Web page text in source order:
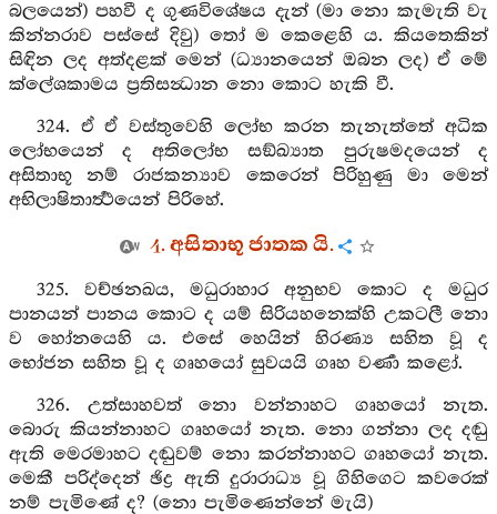
බලයෙන්) පහවී ද ගුණවිශේෂය දැන් (මා නො කැමැති වැ
කින්නරාව පස්සේ දිවු) තෝ ම කෙළෙහි ය. කියතෙකින්
සිඳින ලද අත්දළක් මෙන් (ධ්‍යානයෙන් ඔබන ලද) ඒ මේ
ක්ලේශකාමය ප්‍රතිසන්‍ධාන නො කොට හැකි වී.
324. ඒ ඒ වස්තුවෙහි ලෝභ කරන තැනැත්තේ අධික
ලෝභයෙන් ද අතිලෝභ සඞ්ඛ්‍යාත පුරුෂමදයෙන් ද
අසිතාභූ නම් රාජකන්‍යාව කෙරෙන් පිරිහුණු මා මෙන්
අභිලාෂිතාර්‍ත්‍ථයෙන් පිරිහේ.
4. අසිතාභූ ජාතක යි.
325. වච්ඡනඛය, මධුරාහාර අනුභව කොට ද මධුර
පානයන් පානය කොට ද යම් සිරියහනෙක්හි උකටලී නො
ව හෝනයෙහි ය. එසේ හෙයින් හිරණ්‍ය සහිත වූ ද
භෝජන සහිත වූ ද ගෘහයෝ සුවයයි ගෘහ වර්‍ණා කළෝ.
326. උත්සාහවත් නො වන්නාහට ගෘහයෝ නැත.
බොරු කියන්නාහට ගෘහයෝ නැත. නො ගන්නා ලද දඬු
ඇති මෙරමාහට දඬුවම් නො කරන්නාහට ගෘහයෝ නැත.
මෙකී පරිද්දෙන් ඡිද්‍ර ඇති දුරාරාධ්‍ය වූ ගිහිගෙට කවරෙක්
නම් පැමිණේ ද? (නො පැමිණෙන්නේ මැයි)